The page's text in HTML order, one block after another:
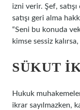
izni verir. Şef,
satışı geri alma
“Seni bu konuda
kimse sessiz
SÜKUT
Hukuk
ikrar sayılmazken,